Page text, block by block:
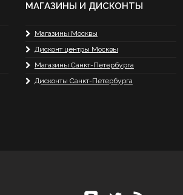
МАГАЗИНЫ И ДИСКОНТЫ
Магазины Москвы
Дисконт центры Москвы
Магазины Санкт-Петербурга
Дисконты Санкт-Петербурга